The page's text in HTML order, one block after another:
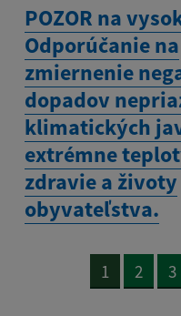
POZOR na
Odporúčanie na
zmiernenie
dopadov
klimatických
extrémne
zdravie a životy
obyvateľstva.
1 2 3